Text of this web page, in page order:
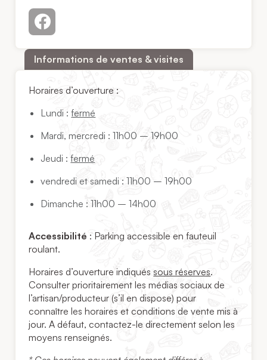
Informations de ventes & visites
Horaires d’ouverture :
Lundi :fermé
Mardi, mercredi : 11h00 – 19h00
Jeudi :fermé
vendredi et samedi : 11h00 – 19h00
Dimanche : 11h00 – 14h00
Accessibilité : Parking accessible en fauteuil
roulant.
Horaires d’ouverture indiqués sous réserves.
Consulter prioritairement les médias sociaux de
l’artisan/producteur (s’il en dispose) pour
connaître les horaires et conditions de vente mis à
jour. A défaut, contactez-le directement selon les
moyens renseignés.